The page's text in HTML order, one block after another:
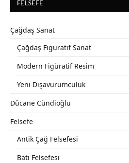
FELSEFE
Çağdaş Sanat
Çağdaş Figüratif Sanat
Modern Figüratif Resim
Yeni Dışavurumculuk
Dücane Cündioğlu
Felsefe
Antik Çağ Felsefesi
Batı Felsefesi